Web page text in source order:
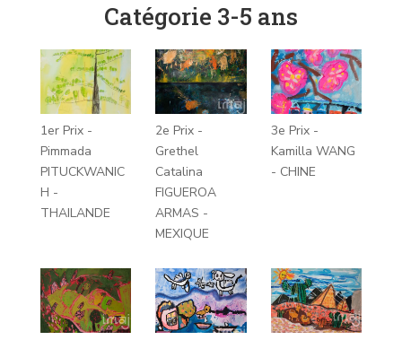
Catégorie 3-5 ans
1er Prix -
Pimmada
PITUCKWANIC
H -
THAILANDE
2e Prix -
Grethel
Catalina
FIGUEROA
ARMAS -
MEXIQUE
3e Prix -
Kamilla WANG
- CHINE